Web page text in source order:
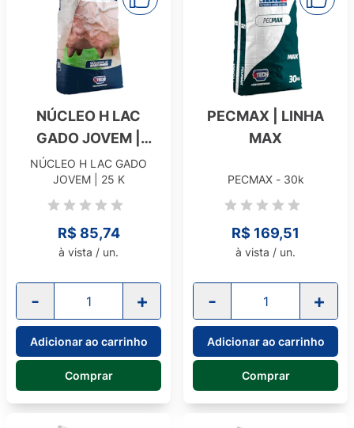
NÚCLEO H LAC
GADO JOVEM |
LINHA NÚCLEOS E
CONCENTRADOS
NÚCLEO H LAC GADO
JOVEM | 25 K
R$ 85,74
à vista / un.
- +
Adicionar ao carrinho
Comprar
PECMAX | LINHA
MAX
PECMAX - 30k
R$ 169,51
à vista / un.
- +
Adicionar ao carrinho
Comprar